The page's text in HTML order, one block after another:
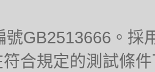
號GB2513666。採
合規定的測試條